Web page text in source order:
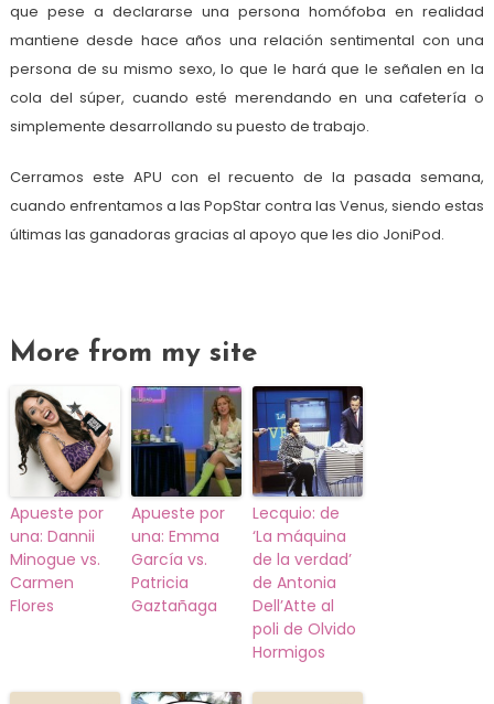
que pese a declararse una persona homófoba en realidad
mantiene desde hace años una relación sentimental con una
persona de su mismo sexo, lo que le hará que le señalen en la
cola del súper, cuando esté merendando en una cafetería o
simplemente desarrollando su puesto de trabajo.
Cerramos este APU con el recuento de la pasada semana,
cuando enfrentamos a las PopStar contra las Venus, siendo estas
últimas las ganadoras gracias al apoyo que les dio JoniPod.
More from my site
Apueste por
una: Dannii
Minogue vs.
Carmen
Flores
Apueste por
una: Emma
García vs.
Patricia
Gaztañaga
Lecquio: de
‘La máquina
de la verdad’
de Antonia
Dell’Atte al
poli de Olvido
Hormigos